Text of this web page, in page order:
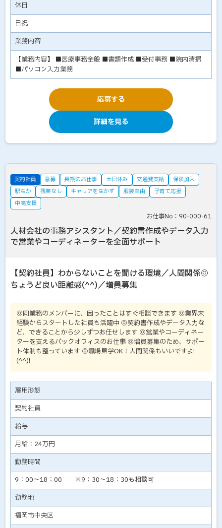
休日
日祝
業務内容
【業務内容】 ■医療事務全般 ■書類作成 ■受付事務 ■院内清掃
■パソコン入力業務
応募する
詳細を見る
契約社員 急募 長期のお仕事 土日休み 交通費支給
保険加入
駅ちか
残業なし キャリアを生かす 服装自由
子育て応援
中高支援
お仕事No：90-000-61
人材会社の事務アシスタント／契約書作成やデータ入力
で営業やコーディネーターを全面サポート
【契約社員】わからないことを聞ける環境／人間関係◎
ちょうど良い距離感(^^)／増員募集
◎同業務のメンバーに、困ったことはすぐ相談できます ◎業界未
経験からスタートした社員も活躍中 ◎契約書作成やデータ入力な
ど、できることから少しずつお任せします ◎営業やコーディネー
ターを支えるバックオフィスのお仕事 ◎増員募集のため、サポー
ト体制も整っています ◎職場見学OK！人間関係もいいですよ!
(^^)!
雇用形態
契約社員
給与
月給：24万円
勤務時間
9：00～18：00 ※9：30～18：30も相談可
勤務地
福岡市中央区